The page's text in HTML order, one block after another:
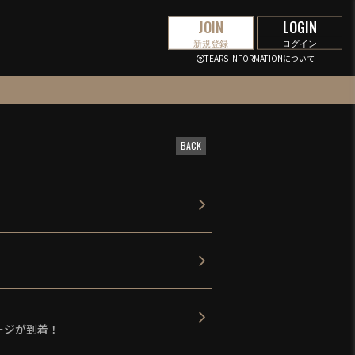
JOIN
新規登録
LOGIN
ログイン
TEARS INFORMATIONについて
BACK
が到着！